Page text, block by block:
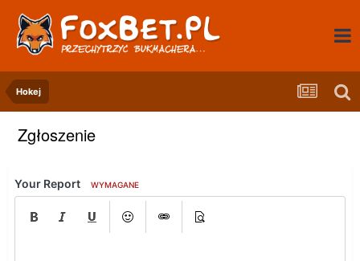
Hokej
Zgłoszenie
Your Report WYMAGANE